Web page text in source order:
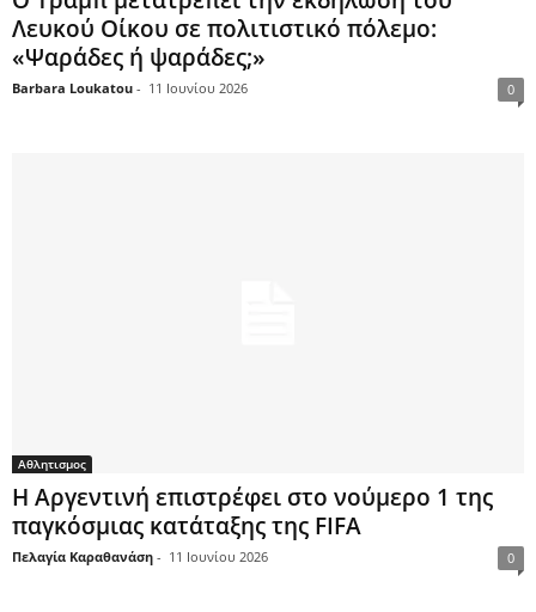
Λευκού Οίκου σε πολιτιστικό πόλεμο:
«Ψαράδες ή ψαράδες;»
Barbara Loukatou - 11 Ιουνίου 2026 0
Αθλητισμος
Η Αργεντινή επιστρέφει στο νούμερο 1 της
παγκόσμιας κατάταξης της FIFA
Πελαγία Καραθανάση - 11 Ιουνίου 2026 0